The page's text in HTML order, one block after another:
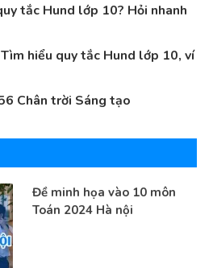
tắc Hund lớp 10? Hỏi nhanh
hiểu quy tắc Hund lớp 10, ví
Chân trời Sáng tạo
Đề minh họa vào 10 môn
Toán 2024 Hà nội